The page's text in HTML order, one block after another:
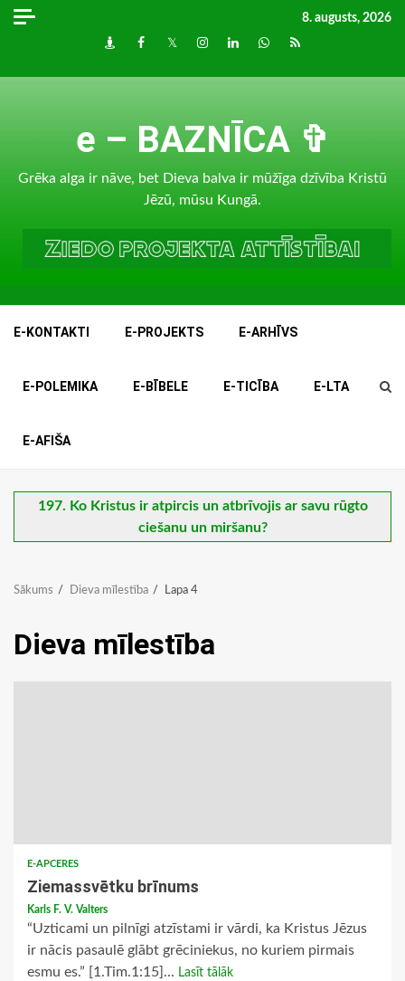
Skip
8. augusts, 2026
DraugiemFacebook
TwitterInstagram
LinkedInwhatsapp
RSS
e – BAZNĪCA ✞
Grēka alga ir nāve, bet Dieva balva ir mūžīga dzīvība Kristū
Jēzū, mūsu Kungā.
E-KONTAKTI E-PROJEKTS E-ARHĪVS
E-POLEMIKA E-BĪBELE E-TICĪBA E-LTA
E-AFIŠA
197. Ko Kristus ir atpircis un atbrīvojis ar savu rūgto
ciešanu un miršanu?
Sākums Dieva mīlestība Lapa 4
Dieva mīlestība
E-APCERES
Ziemassvētku brīnums
Karls F. V. Valters
“Uzticami un pilnīgi atzīstami ir vārdi, ka Kristus Jēzus
ir nācis pasaulē glābt grēciniekus, no kuriem pirmais
esmu es.” [1.Tim.1:15]... Lasīt tālāk